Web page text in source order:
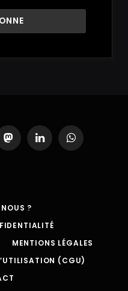
MastodonLinkedInWhatsApp
?
MENTIONS LÉGALES
(CGU)